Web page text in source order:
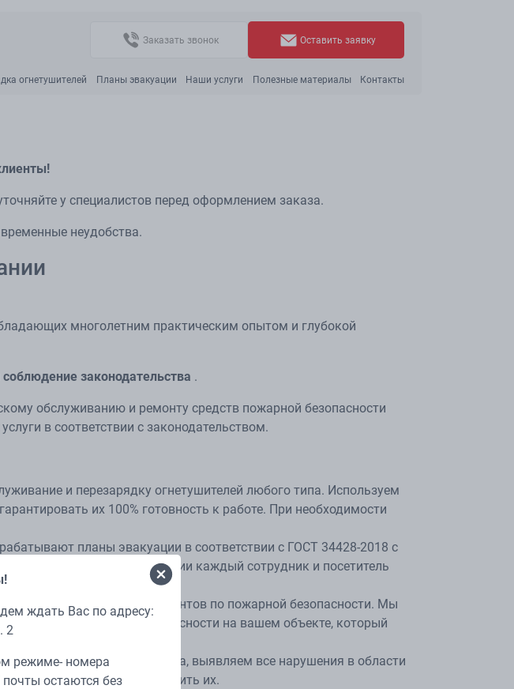
Заказать звонок Оставить заявку
огнетушителей Планы эвакуации Наши услуги Полезные материалы Контакты
у специалистов перед оформлением заказа.
неудобства.
многолетним практическим опытом и глубокой
законодательства .
обслуживанию и ремонту средств пожарной безопасности
в соответствии с законодательством.
и перезарядку огнетушителей любого типа. Используем
их 100% готовность к работе. При необходимости
планы эвакуации в соответствии с ГОСТ 34428-2018 с
чтобы в экстренной ситуации каждый сотрудник и посетитель
опыт в разработке документов по пожарной безопасности. Мы
пожарной безопасности на вашем объекте, который
у проверяющих органов.
на объект заказчика, выявляем все нарушения в области
оперативно устранить их.
ждать Вас по адресу:
2
режиме- номера
остаются без